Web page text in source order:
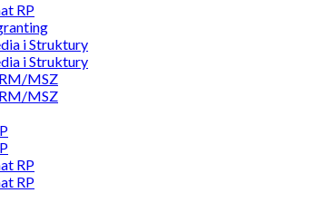
RP
i Struktury
i Struktury
MSZ
MSZ
RP
RP